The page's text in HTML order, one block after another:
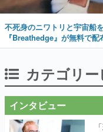
不死身のニワトリと宇宙船
『Breathedge』が無料で
カテゴリ
インタビュー